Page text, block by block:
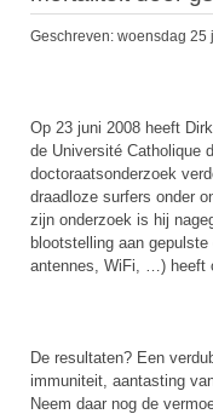
Geschreven: woensdag 25
Op 23 juni 2008 heeft
de Université Catholique
doctoraatsonderzoek
draadloze surfers onder
zijn onderzoek is hij
blootstelling aan gepulste
antennes, WiFi, …) heeft
De resultaten? Een
immuniteit, aantasting
Neem daar nog de